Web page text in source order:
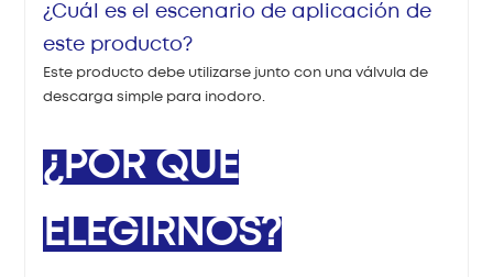
¿Cuál es el escenario de aplicación de
este producto?
Este producto debe utilizarse junto con una válvula de
descarga simple para inodoro.
¿POR QUÉ
ELEGIRNOS?